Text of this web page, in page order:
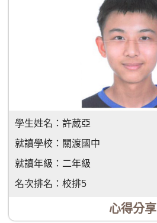
學生姓名： 許葳亞
就讀學校： 關渡國中
就讀年級： 二年級
名次排名： 校排5
心得分享